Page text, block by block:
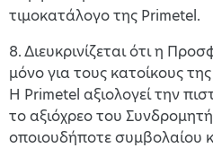
τιμοκατάλογο της Primetel.
8. Διευκρινίζεται ότι η
μόνο για τους κατοίκους
Η Primetel αξιολογεί την
το αξιόχρεο του
οποιουδήποτε συμβολαίου